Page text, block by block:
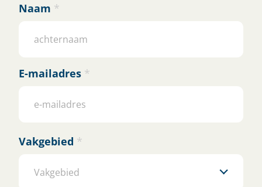
Naam *
E-mailadres *
Vakgebied *
Vakgebied